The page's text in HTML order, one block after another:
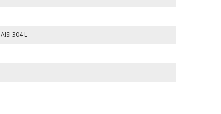
304 L